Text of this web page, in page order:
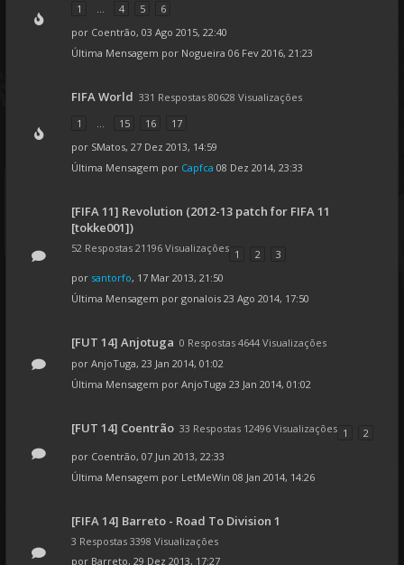
1
... 4 5
6
por Coentrão, 03 Ago 2015, 22:40
Última Mensagem por Nogueira 06 Fev 2016, 21:23
FIFA World 331 Respostas 80628 Visualizações
1
... 15 16
17
por SMatos, 27 Dez 2013, 14:59
Última Mensagem por Capfca 08 Dez 2014, 23:33
[FIFA 11] Revolution (2012-13 patch for FIFA 11
[tokke001])
52 Respostas 21196 Visualizações 1 2
3
por santorfo, 17 Mar 2013, 21:50
Última Mensagem por gonalois 23 Ago 2014, 17:50
[FUT 14] Anjotuga 0 Respostas 4644 Visualizações
por AnjoTuga, 23 Jan 2014, 01:02
Última Mensagem por AnjoTuga 23 Jan 2014, 01:02
[FUT 14] Coentrão 33 Respostas 12496 Visualizações 1
2
por Coentrão, 07 Jun 2013, 22:33
Última Mensagem por LetMeWin 08 Jan 2014, 14:26
[FIFA 14] Barreto - Road To Division 1
3 Respostas 3398 Visualizações
por Barreto, 29 Dez 2013, 17:27